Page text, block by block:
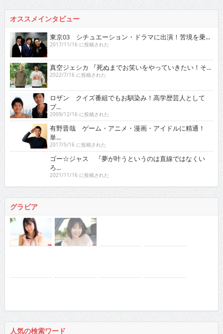
2017/11/16 に投稿された
2022/7/16 に投稿された
ロザン クイズ番組でもお馴染み！高学歴芸人として
ブ...
2009/12/16 に投稿された
有野晋哉 ゲーム・アニメ・漫画・アイドルに精通！
単...
2017/5/16 に投稿された
ゴー☆ジャス 『夢が叶うというのは直線ではなくい
ろ...
2021/11/16 に投稿された
徳江かな
RaMu